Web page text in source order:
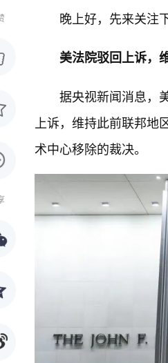
晚上好，先来关注
美法院驳回上诉，
据央视新闻消息，
上诉，维持此前联邦
术中心移除的裁决。